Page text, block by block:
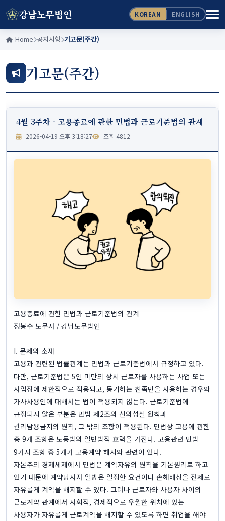
강남노무법인 KOREAN ENGLISH
Home 공지사항 기고문(주간)
기고문(주간)
4월 3주차 - 고용종료에 관한 민법과 근로기준법의 관계
2026-04-19 오후 3:18:27 조회 4812
고용종료에 관한 민법과 근로기준법의 관계
정봉수 노무사 / 강남노무법인
I. 문제의 소재
고용과 관련된 법률관계는 민법과 근로기준법에서 규정하고 있다.
다만, 근로기준법은 5인 미만의 상시 근로자를 사용하는 사업 또는
사업장에 제한적으로 적용되고, 동거하는 친족만을 사용하는 경우와
가사사용인에 대해서는 법이 적용되지 않는다. 근로기준법에
규정되지 않은 부분은 민법 제2조의 신의성실 원칙과
권리남용금지의 원칙, 그 밖의 조항이 적용된다. 민법상 고용에 관한
총 9개 조항은 노동법의 일반법적 효력을 가진다. 고용관련 민법
9가지 조항 중 5개가 고용계약 해지와 관련이 있다.
자본주의 경제체제에서 민법은 계약자유의 원칙을 기본원리로 하고
있기 때문에 계약당사자 일방은 일정한 요건이나 손해배상을 전제로
자유롭게 계약을 해지할 수 있다. 그러나 근로자와 사용자 사이의
근로계약 관계에서 사회적, 경제적으로 우월한 위치에 있는
사용자가 자유롭게 근로계약을 해지할 수 있도록 하면 취업을 해야